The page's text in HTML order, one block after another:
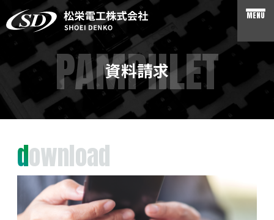
MENU
資料請求
PAMPHLET
download